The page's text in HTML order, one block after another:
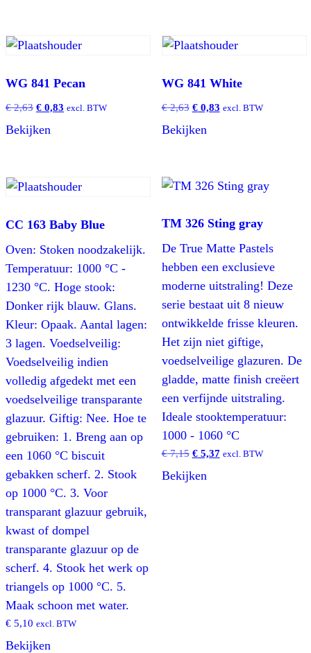
WG 841 Pecan
€2,63 Oorspronkelijke
€ 0,83 Huidige
excl. BTW
Bekijken
WG 841 White
€2,63 Oorspronkelijke
€0,83Huidige
excl. BTW
Bekijken
CC 163 Baby Blue
Oven: Stoken noodzakelijk.
Temperatuur: 1000 °C -
1230 °C. Hoge stook:
Donker rijk blauw. Glans.
Kleur: Opaak. Aantal lagen:
3 lagen. Voedselveilig:
Voedselveilig indien
volledig afgedekt met een
voedselveilige transparante
glazuur. Giftig: Nee. Hoe te
gebruiken: 1. Breng aan op
een 1060 °C biscuit
gebakken scherf. 2. Stook
op 1000 °C. 3. Voor
transparant glazuur gebruik,
kwast of dompel
transparante glazuur op de
scherf. 4. Stook het werk op
triangels op 1000 °C. 5.
Maak schoon met water.
€ 5,10 excl. BTW
Bekijken
TM 326 Sting gray
De True Matte Pastels
hebben een exclusieve
moderne uitstraling! Deze
serie bestaat uit 8 nieuw
ontwikkelde frisse kleuren.
Het zijn niet giftige,
voedselveilige glazuren. De
gladde, matte finish creëert
een verfijnde uitstraling.
Ideale stooktemperatuur:
1000 - 1060 °C
€7,15 Oorspronkelijke
€5,37Huidige
excl. BTW
Bekijken